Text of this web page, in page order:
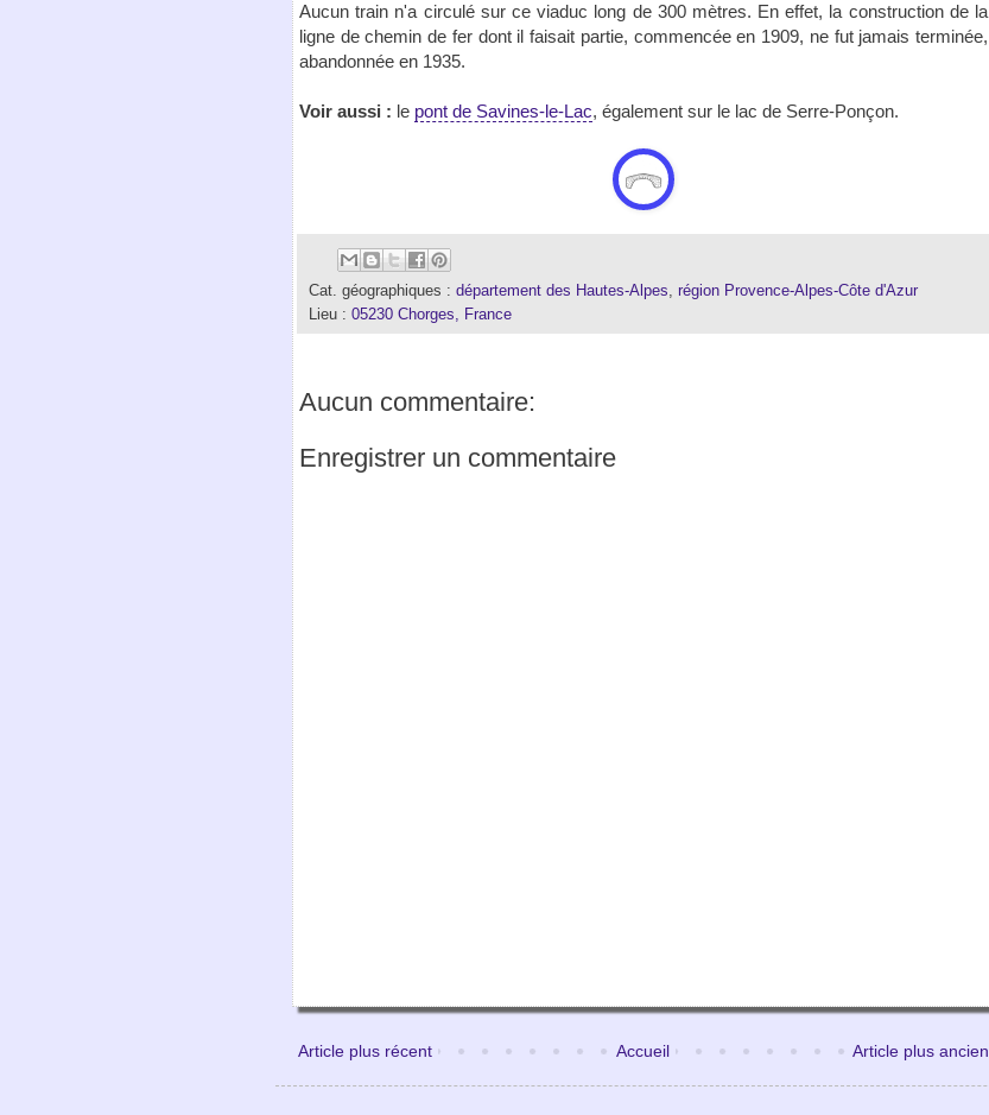
Aucun train n'a circulé sur ce viaduc long de 300 mètres. En effet, la construction de la
ligne de chemin de fer dont il faisait partie, commencée en 1909, ne fut jamais terminée,
abandonnée en 1935.
Voir aussi : le pont de Savines-le-Lac, également sur le lac de Serre-Ponçon.
Cat. géographiques : département des Hautes-Alpes
région Provence-Alpes-Côte d'Azur
Lieu : 05230 Chorges, France
Aucun commentaire:
Enregistrer un commentaire
Article plus récent Article plus ancien
Accueil